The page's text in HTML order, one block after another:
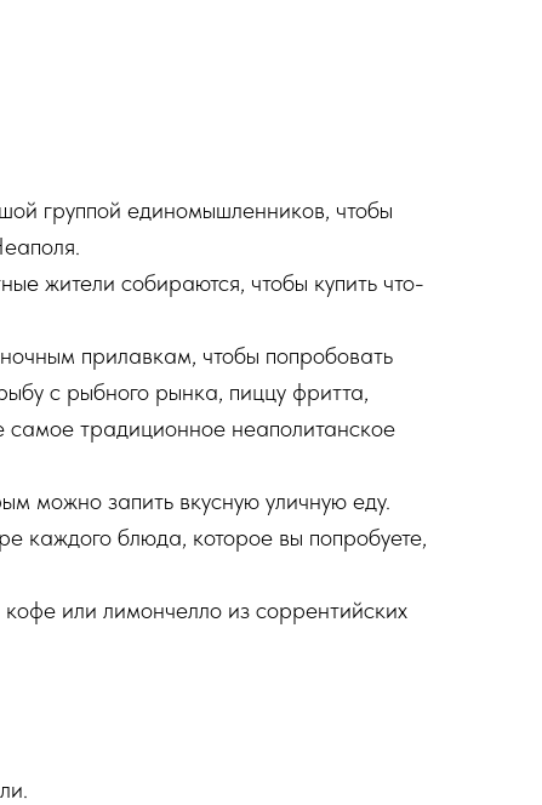
группой единомышленников, чтобы
жители собираются, чтобы купить что-
прилавкам, чтобы попробовать
с рыбного рынка, пиццу фритта,
традиционное неаполитанское
можно запить вкусную уличную еду.
каждого блюда, которое вы попробуете,
или лимончелло из соррентийских